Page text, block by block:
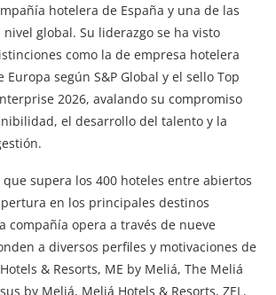
hotelera de España y una de las
global. Su liderazgo se ha visto
como la de empresa hotelera
Europa según S&P Global y el sello Top
2026, avalando su compromiso
el desarrollo del talento y la
supera los 400 hoteles entre abiertos
en los principales destinos
compañía opera a través de nueve
a diversos perfiles y motivaciones de
& Resorts, ME by Meliá, The Meliá
by Meliá, Meliá Hotels & Resorts, ZEL,